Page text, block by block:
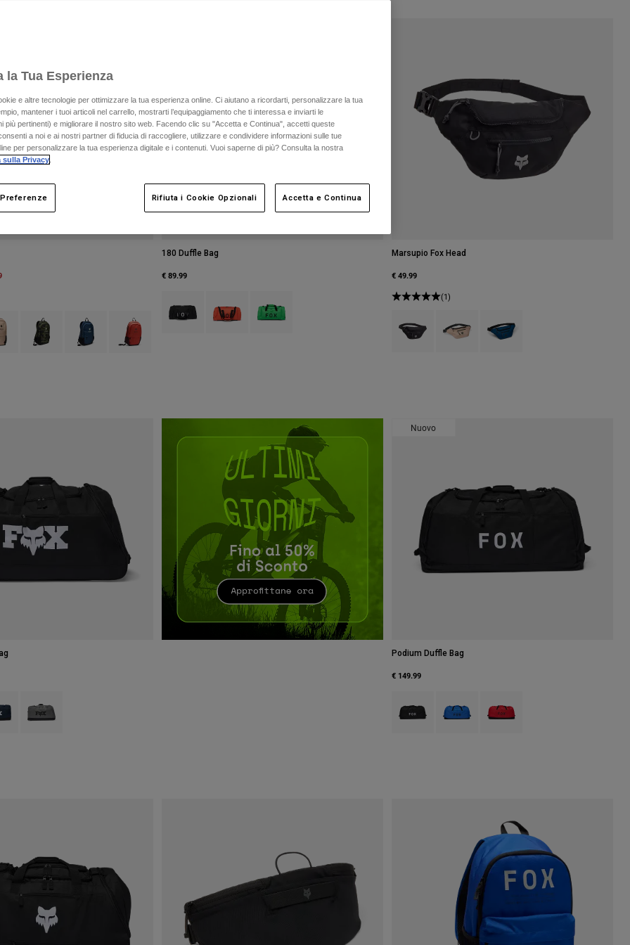
of Nero mimetico.
swatch type of Marrone Zucchero.
Product swatch type of Verde mimetico.
Product swatch type of Blu notte.
Product swatch type of Marrone sella.
180 Duffle Bag
€ 89.99
Product swatch type of Verde vivo.
Marsupio Fox Head
€ 49.99
(1)
Nuovo
Podium Duffle Bag
€ 149.99
la Tua Esperienza
e altre tecnologie per ottimizzare la tua esperienza online. Ci aiutano a ricordarti, personalizzare la tua
mantener i tuoi articoli nel carrello, mostrarti l’equipaggiamento che ti interessa e inviarti le
più pertinenti) e migliorare il nostro sito web. Facendo clic su "Accetta e Continua", accetti queste
a noi e ai nostri partner di fiducia di raccogliere, utilizzare e condividere informazioni sulle tue
per personalizzare la tua esperienza digitale e i contenuti. Vuoi saperne di più? Consulta la nostra
sulla Privacy.
Rifiuta i Cookie Opzionali Accetta e Continua